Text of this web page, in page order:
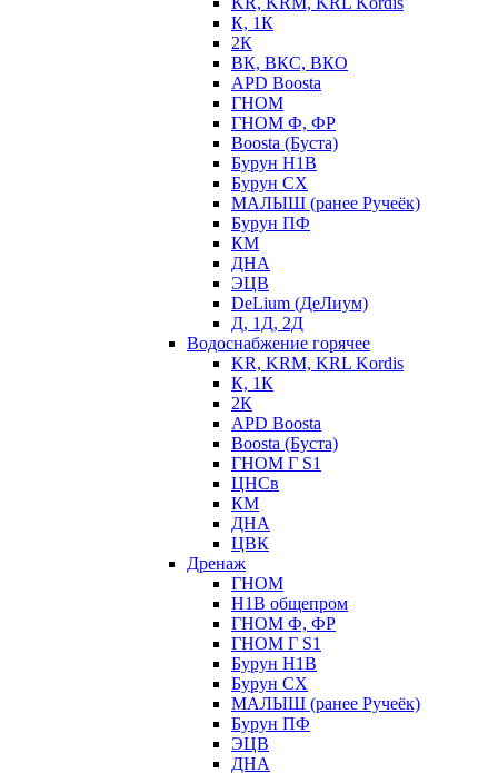
К, 1К
2К
ВК, ВКС, ВКО
APD Boosta
ГНОМ
ГНОМ Ф, ФР
Boosta (Буста)
Бурун Н1В
Бурун СХ
МАЛЫШ (ранее Ручеёк)
Бурун ПФ
КМ
ДНА
ЭЦВ
DeLium (ДеЛиум)
Д, 1Д, 2Д
Водоснабжение горячее
KR, KRM, KRL Kordis
К, 1К
2К
APD Boosta
Boosta (Буста)
ГНОМ Г S1
ЦНСв
КМ
ДНА
ЦВК
Дренаж
ГНОМ
Н1В общепром
ГНОМ Ф, ФР
ГНОМ Г S1
Бурун Н1В
Бурун СХ
МАЛЫШ (ранее Ручеёк)
Бурун ПФ
ЭЦВ
ДНА